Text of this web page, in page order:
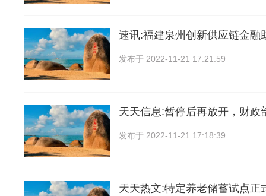
速讯:福建泉州创新供应链金融
发布于 2022-11-21 17:21:59
天天信息:暂停后再放开，财政
发布于 2022-11-21 17:18:39
天天热文:特定养老储蓄试点正